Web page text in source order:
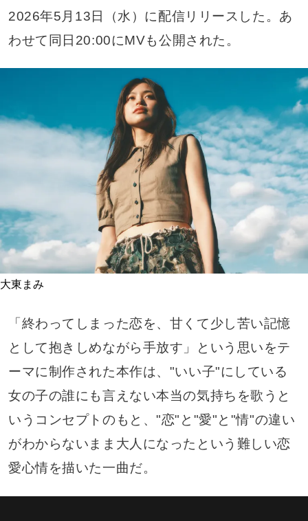
2026年5月13日（水）に配信リリースした。あ
わせて同日20:00にMVも公開された。
大東まみ
「終わってしまった恋を、甘くて少し苦い記憶
として抱きしめながら手放す」という思いをテ
ーマに制作された本作は、"いい子"にしている
女の子の誰にも言えない本当の気持ちを歌うと
いうコンセプトのもと、"恋"と"愛"と"情"の違い
がわからないまま大人になったという難しい恋
愛心情を描いた一曲だ。